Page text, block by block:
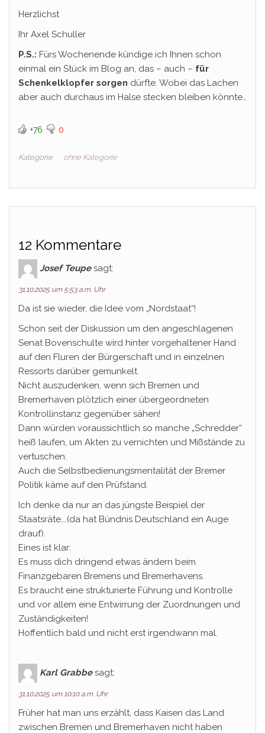
Herzlichst
Ihr Axel Schuller
P.S.: Fürs Wochenende kündige ich Ihnen schon
einmal ein Stück im Blog an, das – auch – für
Schenkelklopfer sorgen dürfte. Wobei das Lachen
aber auch durchaus im Halse stecken bleiben könnte…
+76 0
Kategorie ohne Kategorie
12 Kommentare
Josef Teupe sagt:
31.10.2025 um 5:53 a.m. Uhr
Da ist sie wieder, die Idee vom „Nordstaat“!
Schon seit der Diskussion um den angeschlagenen
Senat Bovenschulte wird hinter vorgehaltener Hand
auf den Fluren der Bürgerschaft und in einzelnen
Ressorts darüber gemunkelt.
Nicht auszudenken, wenn sich Bremen und
Bremerhaven plötzlich einer übergeordneten
Kontrollinstanz gegenüber sähen!
Dann würden voraussichtlich so manche „Schredder“
heiß laufen, um Akten zu vernichten und Mißstände zu
vertuschen.
Auch die Selbstbedienungsmentalität der Bremer
Politik käme auf den Prüfstand.
Ich denke da nur an das jüngste Beispiel der
Staatsräte….(da hat Bündnis Deutschland ein Auge
drauf).
Eines ist klar:
Es muss dich dringend etwas ändern beim
Finanzgebaren Bremens und Bremerhavens.
Es braucht eine strukturierte Führung und Kontrolle
und vor allem eine Entwirrung der Zuordnungen und
Zuständigkeiten!
Hoffentlich bald und nicht erst irgendwann mal.
Karl Grabbe sagt:
31.10.2025 um 10:10 a.m. Uhr
Früher hat man uns erzählt, dass Kaisen das Land
zwischen Bremen und Bremerhaven nicht haben